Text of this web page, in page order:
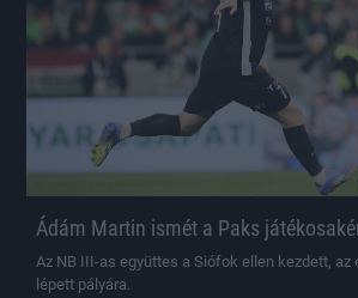
Ádám Martin ismét a Paks
Az NB III-as együttes a Siófok ellen kezdett, az
lépett pályára.